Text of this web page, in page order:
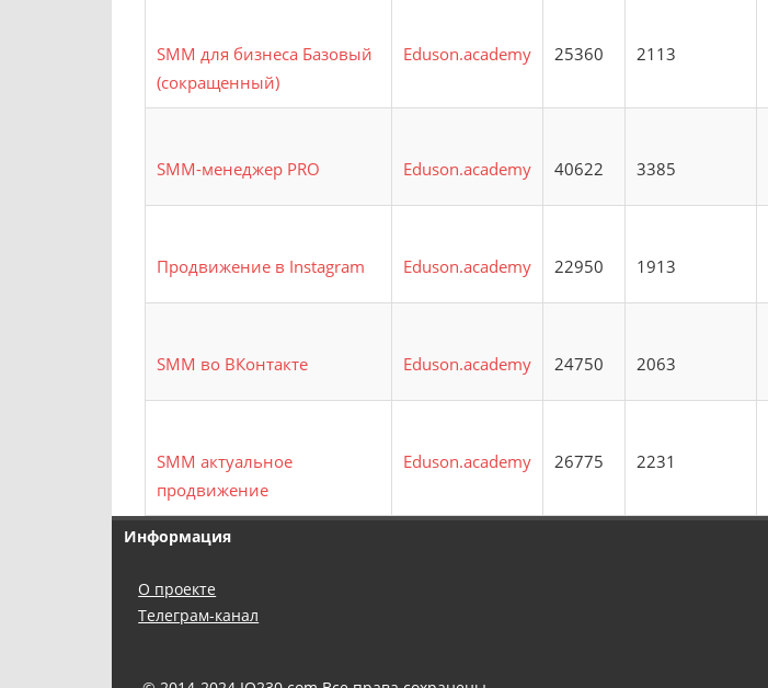
SMM для бизнеса Базовый
(сокращенный)
Eduson.academy 25360 2113
SMM-менеджер PRO Eduson.academy 40622 3385
Продвижение в Instagram Eduson.academy 22950 1913
SMM во ВКонтакте Eduson.academy 24750 2063
SMM актуальное
продвижение
Eduson.academy 26775 2231
Информация
О проекте
Телеграм-канал